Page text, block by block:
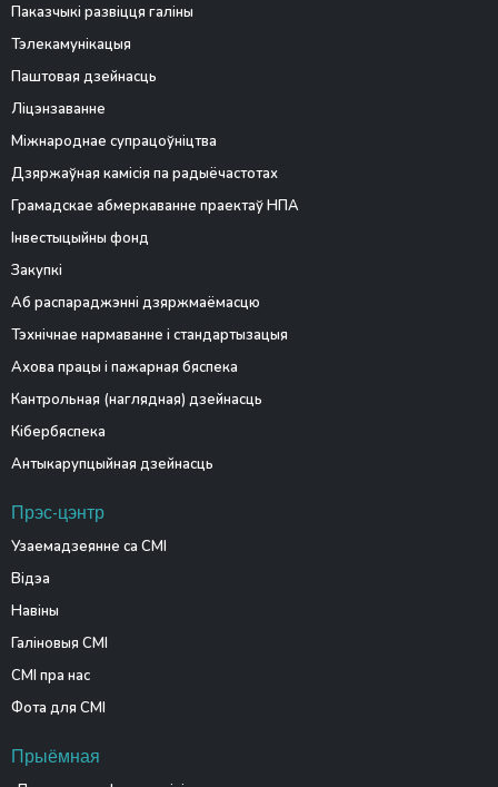
Паказчыкі развіцця галіны
Тэлекамунікацыя
Паштовая дзейнасць
Ліцэнзаванне
Міжнароднае супрацоўніцтва
Дзяржаўная камісія па радыёчастотах
Грамадскае абмеркаванне праектаў НПА
Інвестыцыйны фонд
Закупкі
Аб распараджэнні дзяржмаёмасцю
Тэхнічнае нармаванне і стандартызацыя
Ахова працы і пажарная бяспека
Кантрольная (наглядная) дзейнасць
Кібербяспека
Антыкарупцыйная дзейнасць
Прэс-цэнтр
Узаемадзеянне са СМІ
Відэа
Навіны
Галіновыя СМІ
СМІ пра нас
Фота для СМІ
Прыёмная